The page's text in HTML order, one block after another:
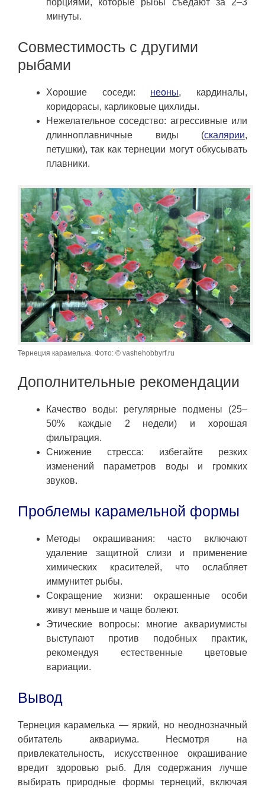
порциями, которые рыбы съедают за 2–3
минуты.
Совместимость с другими
рыбами
Хорошие соседи: неоны, кардиналы,
коридорасы, карликовые цихлиды.
Нежелательное соседство: агрессивные или
длинноплавничные виды (скалярии,
петушки), так как тернеции могут обкусывать
плавники.
Тернеция карамелька. Фото: © vashehobbyrf.ru
Дополнительные рекомендации
Качество воды: регулярные подмены (25–
50% каждые 2 недели) и хорошая
фильтрация.
Снижение стресса: избегайте резких
изменений параметров воды и громких
звуков.
Проблемы карамельной формы
Методы окрашивания: часто включают
удаление защитной слизи и применение
химических красителей, что ослабляет
иммунитет рыбы.
Сокращение жизни: окрашенные особи
живут меньше и чаще болеют.
Этические вопросы: многие аквариумисты
выступают против подобных практик,
рекомендуя естественные цветовые
вариации.
Вывод
Тернеция карамелька — яркий, но неоднозначный
обитатель аквариума. Несмотря на
привлекательность, искусственное окрашивание
вредит здоровью рыб. Для содержания лучше
выбирать природные формы тернеций, включая